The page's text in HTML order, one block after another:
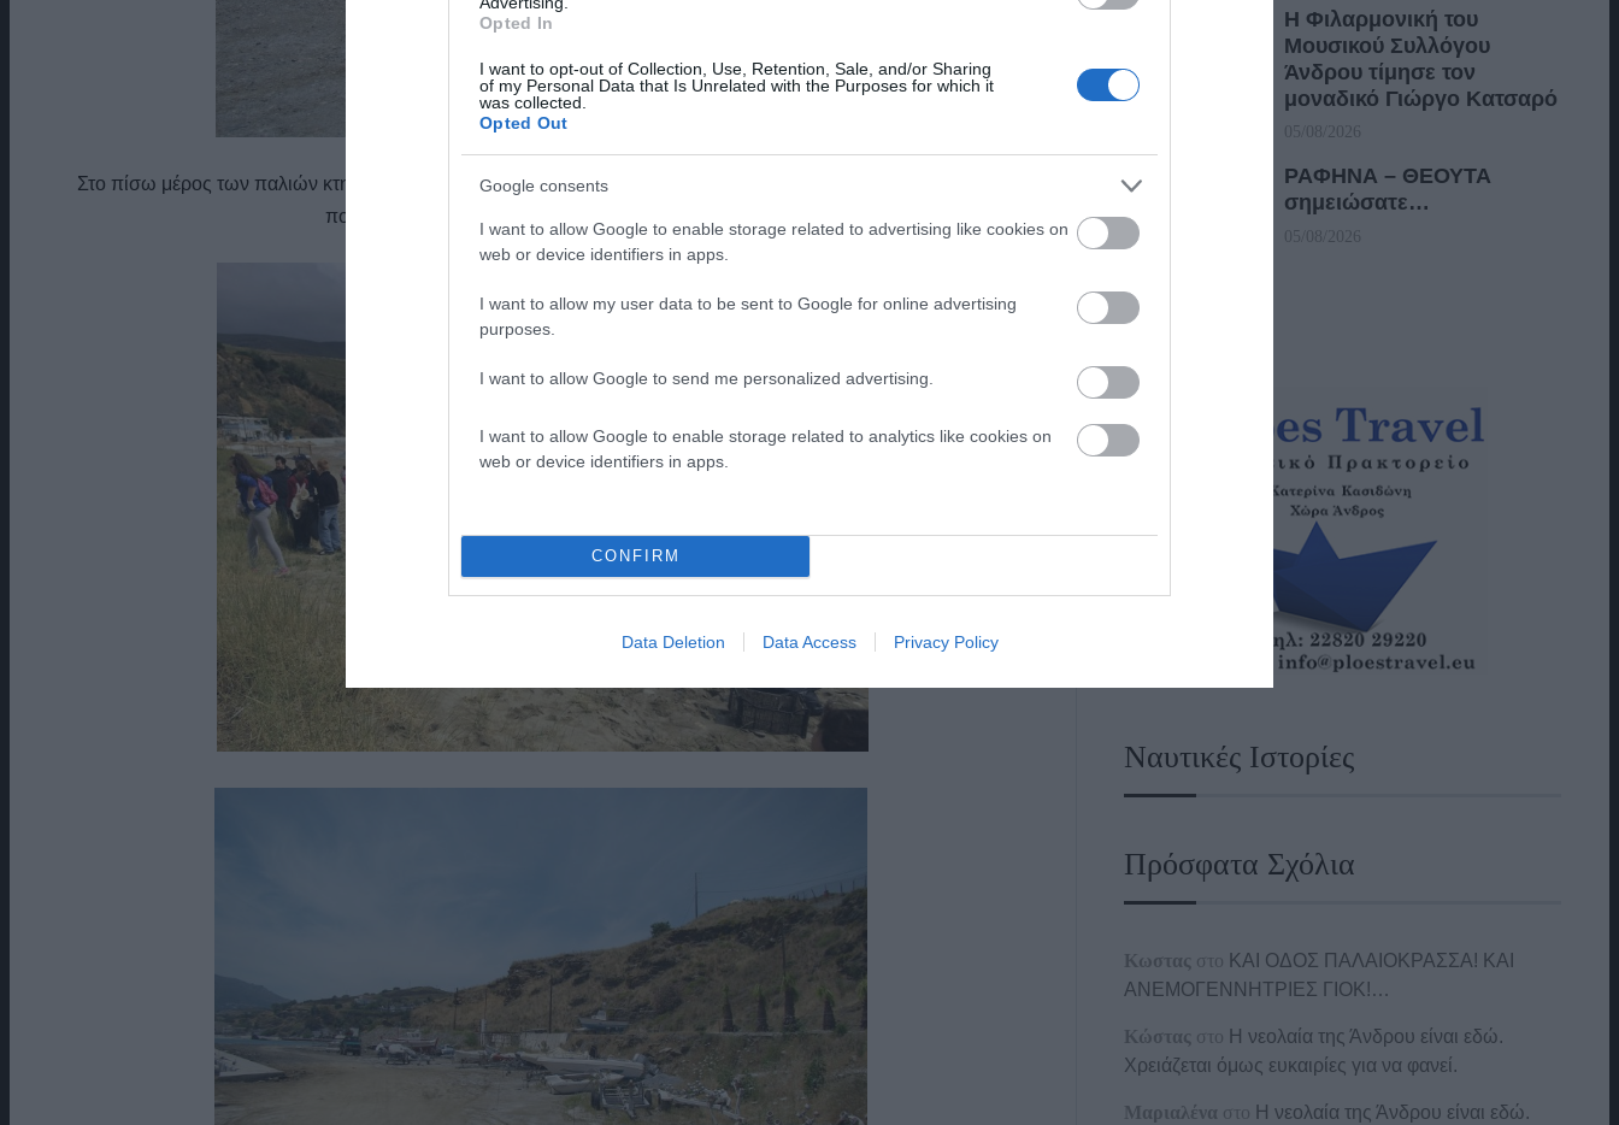
Opted In
I want to opt-out of Collection, Use, Retention, Sale, and/or Sharing
of my Personal Data that Is Unrelated with the Purposes for which it
was collected.
Opted Out
Google consents
I want to allow Google to enable storage related to advertising like cookies on
web or device identifiers in apps.
I want to allow my user data to be sent to Google for online advertising
purposes.
I want to allow Google to send me personalized advertising.
I want to allow Google to enable storage related to analytics like cookies on
web or device identifiers in apps.
CONFIRM
Data Deletion Data Access Privacy Policy
Στο πίσω μέρος των παλιών κτηρίων του λιμανιού. Μπάζα, μια σάπια βάρκα, πεταμένα καδρόνια! Και ευτυχώς
που έγινε ένας πρώτος καθαρισμός τις προάλλες!!!
Η Φιλαρμονική του
Μουσικού Συλλόγου
Άνδρου τίμησε τον
μοναδικό Γιώργο Κατσαρό
05/08/2026
ΡΑΦΗΝΑ – ΘΕΟΥΤΑ
σημειώσατε…
05/08/2026
Ναυτικές Ιστορίες
Πρόσφατα Σχόλια
Κωστας στο ΚΑΙ ΟΔΟΣ ΠΑΛΑIΟΚΡΑΣΣΑ! ΚΑΙ
ΑΝΕΜΟΓΕΝΝΗΤΡΙΕΣ ΓΙΟΚ!…
Κώστας στο Η νεολαία της Άνδρου είναι εδώ.
Χρειάζεται όμως ευκαιρίες για να φανεί.
Μαριαλένα στο Η νεολαία της Άνδρου είναι εδώ.